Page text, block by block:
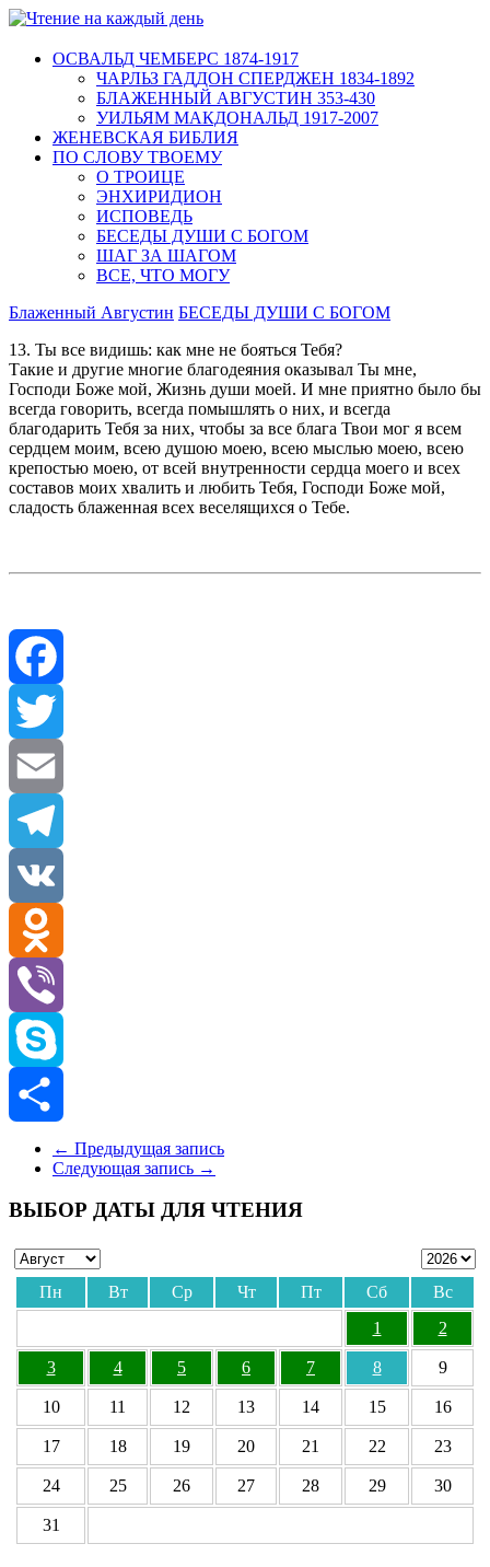
ОСВАЛЬД ЧЕМБЕРС 1874-1917
ЧАРЛЬЗ ГАДДОН СПЕРДЖЕН 1834-1892
БЛАЖЕННЫЙ АВГУСТИН 353-430
УИЛЬЯМ МАКДОНАЛЬД 1917-2007
ЖЕНЕВСКАЯ БИБЛИЯ
ПО СЛОВУ ТВОЕМУ
О ТРОИЦЕ
ЭНХИРИДИОН
ИСПОВЕДЬ
БЕСЕДЫ ДУШИ С БОГОМ
ШАГ ЗА ШАГОМ
ВСЕ, ЧТО МОГУ
Блаженный Августин БЕСЕДЫ ДУШИ С БОГОМ
13. Ты все видишь: как мне не бояться Тебя?
Такие и другие многие благодеяния оказывал Ты мне,
Господи Боже мой, Жизнь души моей. И мне приятно было бы
всегда говорить, все­гда помышлять о них, и всегда
благодарить Тебя за них, чтобы за все блага Твои мог я всем
сердцем моим, всею душою моею, всею мыслью моею, всею
крепостью моею, от всей внутренности сердца моего и всех
составов моих хвалить и любить Тебя, Гос­поди Боже мой,
сладость блаженная всех веселящихся о Тебе.
Facebook
Twitter
Email
Telegram
VK
Odnoklassniki
Viber
Skype
Отправить
← Предыдущая запись
Следующая запись →
ВЫБОР ДАТЫ ДЛЯ ЧТЕНИЯ
Пн Вт Ср Чт Пт Сб
Вс
1
2
3 4 5 6 7 8 9
10 11 12 13 14 15 16
17 18 19 20 21 22 23
24 25 26 27 28 29 30
31